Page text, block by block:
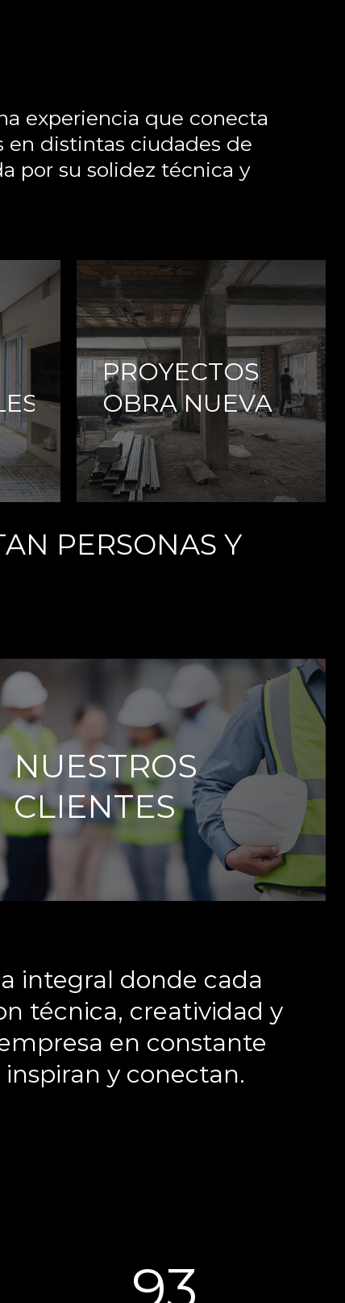
experiencia que conecta
en distintas ciudades de
por su solidez técnica y
PROYECTOS
OBRA NUEVA
PERSONAS Y
NUESTROS
CLIENTES
integral donde cada
técnica, creatividad y
en constante
y conectan.
93